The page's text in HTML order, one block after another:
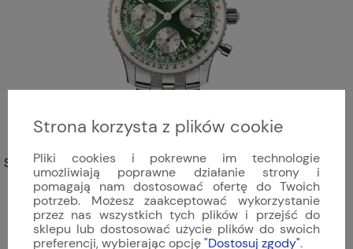
Sinn - 903 St II G | 903.093
16 113,00 zł
Strona korzysta z plików cookie
Pliki cookies i pokrewne im technologie
umożliwiają poprawne działanie strony i
pomagają nam dostosować ofertę do Twoich
potrzeb. Możesz zaakceptować wykorzystanie
przez nas wszystkich tych plików i przejść do
sklepu lub dostosować użycie plików do swoich
preferencji, wybierając opcję"Dostosuj zgody".